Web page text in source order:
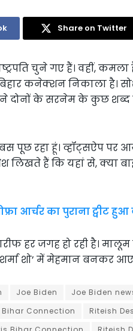
Share on Twitter
चुने गए हैं। वहीं, कमला
कनेक्शन निकाला है।
ने दोनों के सरनेम के कुछ
पूछ रहा हूं। व्हॉट्सऐप पर
लिखते हैं कि यहां से, क्या
आर्चर का पुराना ट्वीट
हर जगह हो रही है।
शो’ में मेहमान बनकर
Joe Biden Joe Biden
Bihar Connection
Riteish